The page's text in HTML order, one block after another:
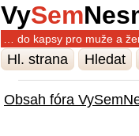
VySem
… do kapsy pro muže a
Hl. strana Hledat
Obsah fóra